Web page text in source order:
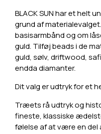
BLACK SUN har et helt
grund af
basisarmbånd og om
guld. Tilføj beads i de
guld, sølv, driftwood,
endda diamanter.
Dit valg er udtryk for et
Træets rå udtryk og
fineste, klassiske
følelse af at være en